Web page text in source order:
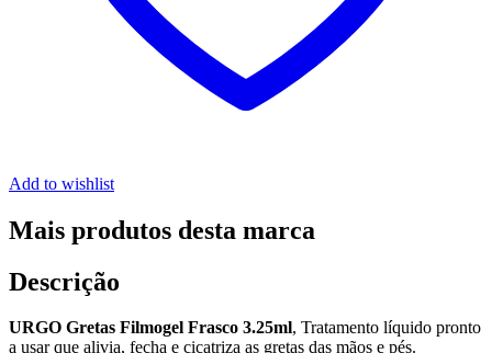
Add to wishlist
Mais produtos desta marca
Descrição
URGO Gretas Filmogel Frasco 3.25ml, Tratamento líquido pronto
a usar que alivia, fecha e cicatriza as gretas das mãos e pés.